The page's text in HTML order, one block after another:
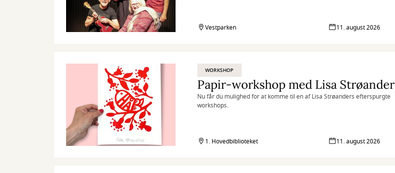
Vestparken 11. august 2026
WORKSHOP
Papir-workshop med Lisa Strøander
Nu får du mulighed for at komme til en af Lisa Strøanders efterspurgte
workshops.
1. Hovedbiblioteket 11. august 2026